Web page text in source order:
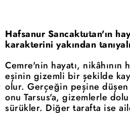
Hafsanur Sancaktutan'ın
karakterini yakından
Cemre'nin hayatı, nikâhının
eşinin gizemli bir şekilde
olur. Gerçeğin peşine
onu Tarsus'a, gizemlerle
sürükler. Diğer tarafta ise